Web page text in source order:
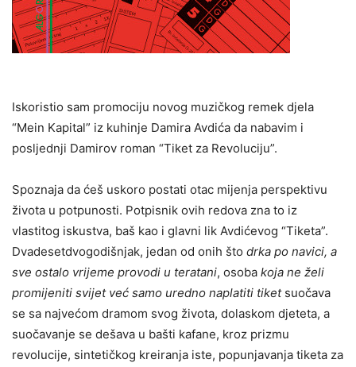
Iskoristio sam promociju novog muzičkog remek djela
“Mein Kapital” iz kuhinje Damira Avdića da nabavim i
posljednji Damirov roman “Tiket za Revoluciju”.
Spoznaja da ćeš uskoro postati otac mijenja perspektivu
života u potpunosti. Potpisnik ovih redova zna to iz
vlastitog iskustva, baš kao i glavni lik Avdićevog “Tiketa”.
Dvadesetdvogodišnjak, jedan od onih što drka po navici, a
sve ostalo vrijeme provodi u teratani, osoba koja ne želi
promijeniti svijet već samo uredno naplatiti tiketsuočava
se sa najvećom dramom svog života, dolaskom djeteta, a
suočavanje se dešava u bašti kafane, kroz prizmu
revolucije, sintetičkog kreiranja iste, popunjavanja tiketa za